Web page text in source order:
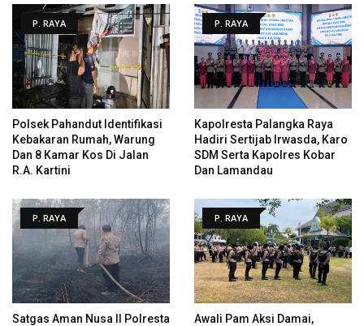
P. RAYA
Polsek Pahandut Identifikasi
Kebakaran Rumah, Warung
Dan 8 Kamar Kos Di Jalan
R.A. Kartini
P. RAYA
Kapolresta Palangka Raya
Hadiri Sertijab Irwasda, Karo
SDM Serta Kapolres Kobar
Dan Lamandau
P. RAYA
Satgas Aman Nusa II Polresta
P. RAYA
Awali Pam Aksi Damai,